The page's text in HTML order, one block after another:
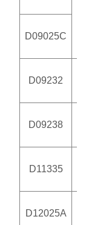
D09025C
D09232
D09238
D11335
D12025A